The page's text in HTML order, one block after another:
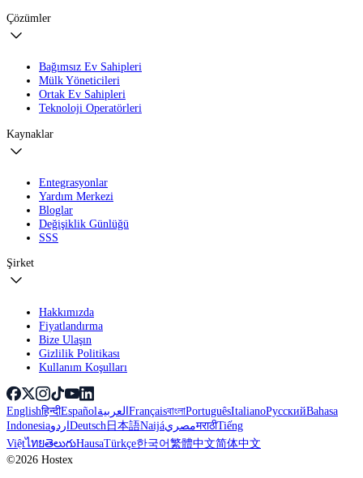
Çözümler
Bağımsız Ev Sahipleri
Mülk Yöneticileri
Ortak Ev Sahipleri
Teknoloji Operatörleri
Kaynaklar
Entegrasyonlar
Yardım Merkezi
Bloglar
Değişiklik Günlüğü
SSS
Şirket
Hakkımızda
Fiyatlandırma
Bize Ulaşın
Gizlilik Politikası
Kullanım Koşulları
Englishहिन्दीEspañolالعربيةFrançaisবাংলাPortuguêsItalianoРусскийBahasa
IndonesiaاردوDeutsch日本語NaijáمصريमराठीTiếng
ViệtไทยతెలుగుHausaTürkçe한국어繁體中文简体中文
©2026 Hostex